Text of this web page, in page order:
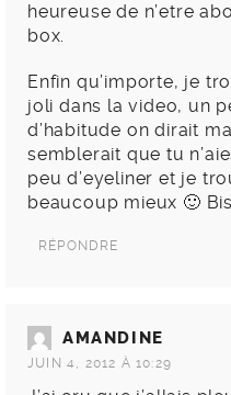
heureuse de n’etre
box.
Enfin qu’importe, je
joli dans la video, un
d’habitude on dirait
semblerait que tu
peu d’eyeliner et je
beaucoup mieux 🙂
RÉPONDRE
AMANDINE
JUIN 4, 2012 À 10:29